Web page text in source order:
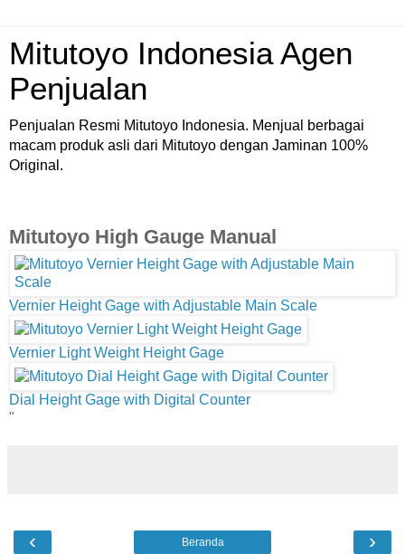
Mitutoyo Indonesia Agen
Penjualan
Penjualan Resmi Mitutoyo Indonesia. Menjual berbagai
macam produk asli dari Mitutoyo dengan Jaminan 100%
Original.
Mitutoyo High Gauge Manual
Vernier Height Gage with Adjustable Main Scale
Vernier Light Weight Height Gage
Dial Height Gage with Digital Counter
"
‹ ›
Beranda